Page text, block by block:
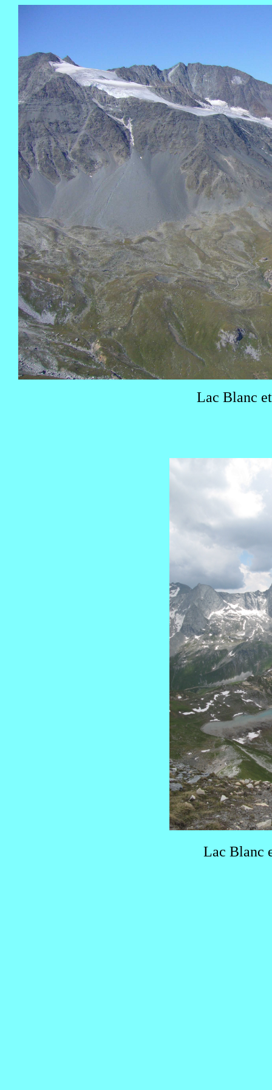
Lac Blanc
Lac Blanc